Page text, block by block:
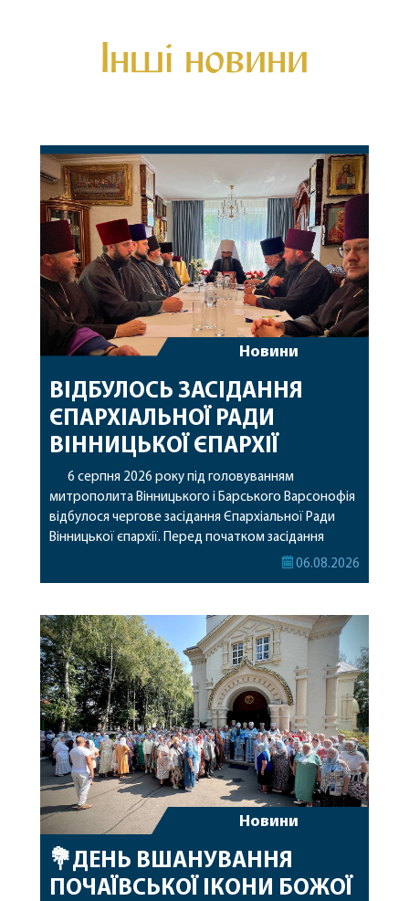
Інші новини
Новини
ВІДБУЛОСЬ ЗАСІДАННЯ
ЄПАРХІАЛЬНОЇ РАДИ
ВІННИЦЬКОЇ ЄПАРХІЇ
6 серпня 2026 року під головуванням
митрополита Вінницького і Барського Варсонофія
відбулося чергове засідання Єпархіальної Ради
Вінницької єпархії. Перед початком засідання
секретар Єпархіальної Ради від імені членів Ради
побажавши йому міцного здоров’я, Божої
допомоги, миру, духовної радості та
благословенних успіхів у подальшому
архіпастирському служінні. […]
06.08.2026
Новини
💐ДЕНЬ ВШАНУВАННЯ
ПОЧАЇВСЬКОЇ ІКОНИ БОЖОЇ